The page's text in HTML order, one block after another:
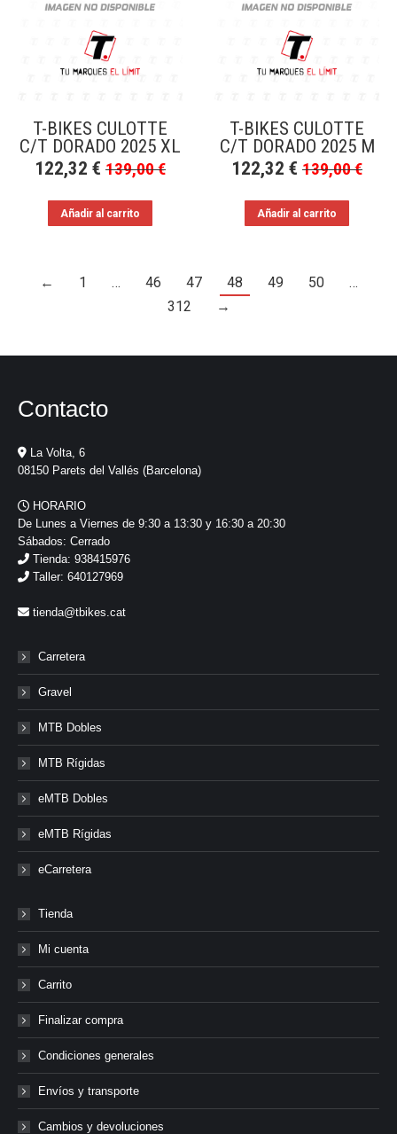
T-BIKES CULOTTE
C/T DORADO 2025 XL
122,32 € 139,00€
Añadir al carrito
T-BIKES CULOTTE
C/T DORADO 2025 M
122,32 € 139,00€
Añadir al carrito
← 1 … 46 47 48 49 50
…
312
→
Contacto
La Volta, 6
08150 Parets del Vallés (Barcelona)
HORARIO
De Lunes a Viernes de 9:30 a 13:30 y 16:30 a 20:30
Sábados: Cerrado
Tienda: 938415976
Taller: 640127969
tienda@tbikes.cat
Carretera
Gravel
MTB Dobles
MTB Rígidas
eMTB Dobles
eMTB Rígidas
eCarretera
Tienda
Mi cuenta
Carrito
Finalizar compra
Condiciones generales
Envíos y transporte
Cambios y devoluciones